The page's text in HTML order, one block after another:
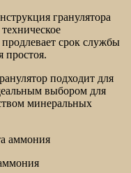
гранулятора
продлевает срок службы
простоя.
подходит для
выбором для
минеральных